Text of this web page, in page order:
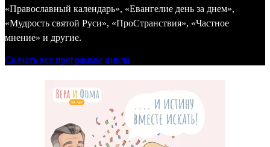
«Православный календарь», «Евангелие день за днем»,
«Мудрость святой Руси», «ПроСтранствия», «Частное
мнение» и другие.
Скачать все программы цикла